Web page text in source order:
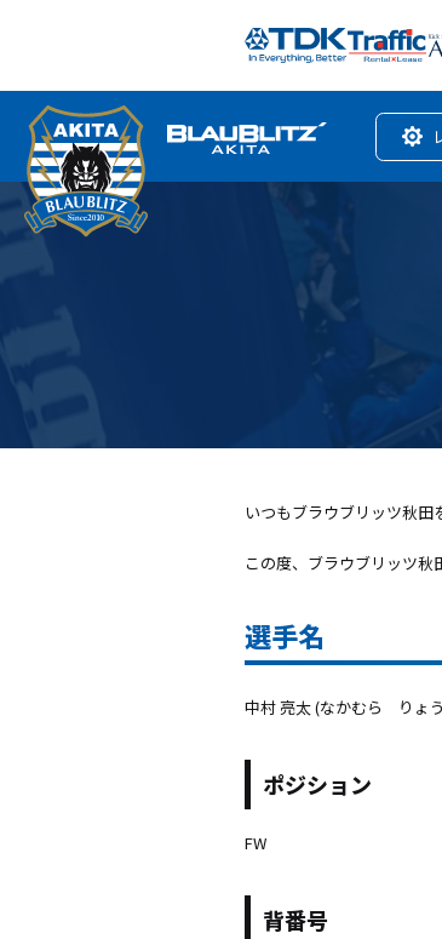
いつもブラウブリッツ秋田
この度、ブラウブリッツ
選手名
中村 亮太 (なかむら りょ
ポジション
FW
背番号